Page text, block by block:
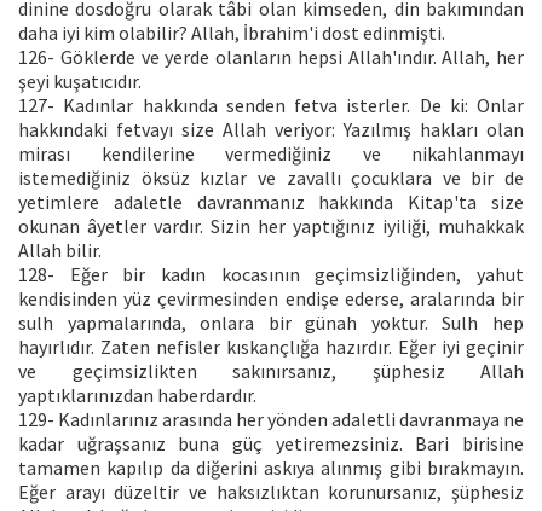
dinine dosdoğru olarak tâbi olan kimseden, din bakımından
daha iyi kim olabilir? Allah, İbrahim'i dost edinmişti.
126- Göklerde ve yerde olanların hepsi Allah'ındır. Allah, her
şeyi kuşatıcıdır.
127- Kadınlar hakkında senden fetva isterler. De ki: Onlar
hakkındaki fetvayı size Allah veriyor: Yazılmış hakları olan
mirası kendilerine vermediğiniz ve nikahlanmayı
istemediğiniz öksüz kızlar ve zavallı çocuklara ve bir de
yetimlere adaletle davranmanız hakkında Kitap'ta size
okunan âyetler vardır. Sizin her yaptığınız iyiliği, muhakkak
Allah bilir.
128- Eğer bir kadın kocasının geçimsizliğinden, yahut
kendisinden yüz çevirmesinden endişe ederse, aralarında bir
sulh yapmalarında, onlara bir günah yoktur. Sulh hep
hayırlıdır. Zaten nefisler kıskançlığa hazırdır. Eğer iyi geçinir
ve geçimsizlikten sakınırsanız, şüphesiz Allah
yaptıklarınızdan haberdardır.
129- Kadınlarınız arasında her yönden adaletli davranmaya ne
kadar uğraşsanız buna güç yetiremezsiniz. Bari birisine
tamamen kapılıp da diğerini askıya alınmış gibi bırakmayın.
Eğer arayı düzeltir ve haksızlıktan korunursanız, şüphesiz